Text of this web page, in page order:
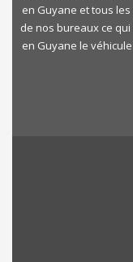
en Guyane et tous
de nos bureaux ce
en Guyane le